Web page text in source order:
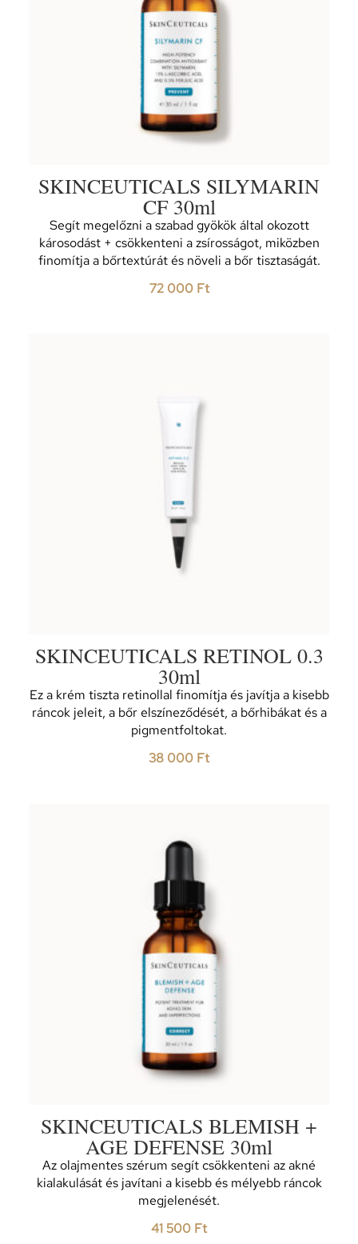
SKINCEUTICALS SILYMARIN
CF 30ml
Segít megelőzni a szabad gyökök által okozott
károsodást + csökkenteni a zsírosságot, miközben
finomítja a bőrtextúrát és növeli a bőr tisztaságát.
72 000 Ft
SKINCEUTICALS RETINOL 0.3
30ml
Ez a krém tiszta retinollal finomítja és javítja a kisebb
ráncok jeleit, a bőr elszíneződését, a bőrhibákat és a
pigmentfoltokat.
38 000 Ft
SKINCEUTICALS BLEMISH +
AGE DEFENSE 30ml
Az olajmentes szérum segít csökkenteni az akné
kialakulását és javítani a kisebb és mélyebb ráncok
megjelenését.
41 500 Ft